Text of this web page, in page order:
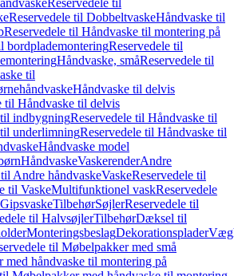
Reservedele til
Reservedele til DobbeltvaskeHåndvaske til
Reservedele til Håndvaske til montering på
bordplademonteringReservedele til
Håndvaske, småReservedele til
til
Håndvaske til delvis
til Håndvaske til delvis
indbygningReservedele til Håndvaske til
underlimningReservedele til Håndvaske til
Håndvaske model
HåndvaskeVaskerenderAndre
Andre håndvaskeVaskeReservedele til
til VaskeMultifunktionel vaskReservedele
GipsvaskeTilbehørSøjlerReservedele til
til HalvsøjlerTilbehørDæksel til
MonteringsbeslagDekorationsplader
til Møbelpakker med små
med håndvaske til montering på